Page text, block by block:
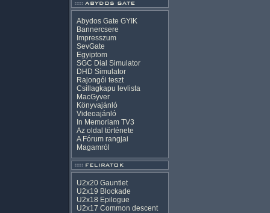
Abydos Gate GYIK
Bannercsere
Impresszum
SevGate
Egyiptom
SGC Dial Simulator
DHD Simulator
Rajongói teszt
Csillagkapu levlista
MacGyver
Könyvajánló
Videoajánló
In Memoriam TV3
Az oldal története
A Fórum rangjai
Magamról
U2x20 Gauntlet
U2x19 Blockade
U2x18 Epilogue
U2x17 Common descent